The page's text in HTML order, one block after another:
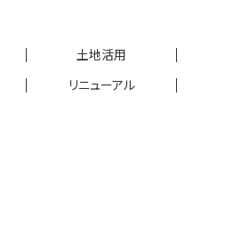
土地活用
リニューアル